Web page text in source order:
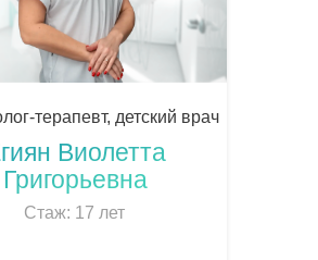
терапевт, детский врач
Виолетта
Григорьевна
Стаж: 17 лет